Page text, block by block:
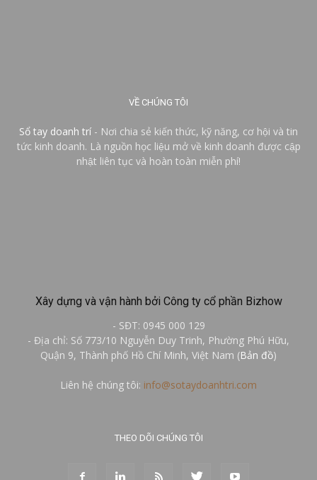
VỀ CHÚNG TÔI
Sổ tay doanh trí - Nơi chia sẻ kiến thức, kỹ năng, cơ hội và tin
tức kinh doanh. Là nguồn học liệu mở về kinh doanh được cập
nhật liên tục và hoàn toàn miễn phí!
Xây dựng và vận hành bởi Công ty cổ phần Bizhow
- SĐT: 0945 000 129
- Địa chỉ: Số 773/10 Nguyễn Duy Trinh, Phường Phú Hữu,
Quận 9, Thành phố Hồ Chí Minh, Việt Nam (Bản đồ)
Liên hệ chúng tôi: info@sotaydoanhtri.com
THEO DÕI CHÚNG TÔI